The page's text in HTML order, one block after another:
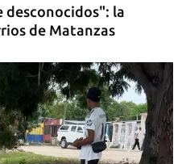
desconocidos": la
de Matanzas